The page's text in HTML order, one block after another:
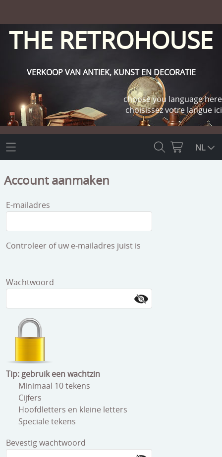
THE RETROHOUSE
VERKOOP VAN ANTIEK, KUNST EN DECORATIE
choose you language here
choisissez votre langue ici
THE RETROHOUSE
religie
beelden
curiosa
porselein/aardewerk
medailles/munten/bankbiljetten
ets/tekening/litho/gravure
glaswerk
speelgoed
CONTACT
NL
Account aanmaken
E-mailadres
Controleer of uw e-mailadres juist is
Wachtwoord
Tip: gebruik een wachtzin
Minimaal 10 tekens
Cijfers
Hoofdletters en kleine letters
Speciale tekens
Bevestig wachtwoord